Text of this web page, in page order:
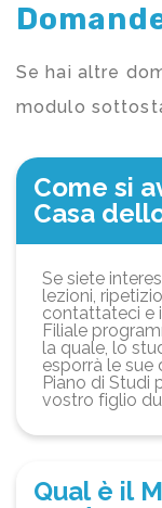
Se hai altre
modulo
Come si
Casa
Se siete
lezioni,
contattateci e
Filiale
la quale, lo
esporrà le
Piano di Studi
vostro figlio
Qual è il